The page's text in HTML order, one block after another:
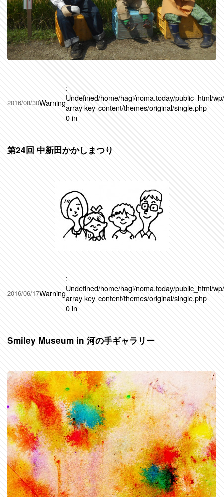
2016/08/30Warning
:
Undefined
array key
0 in
/home/hagi/noma.today/public_html/
content/themes/original/single.php
第24回 中新田かかしまつり
2016/06/17Warning
:
Undefined
array key
0 in
/home/hagi/noma.today/public_html/
content/themes/original/single.php
Smiley Museum in 河の手ギャラリー